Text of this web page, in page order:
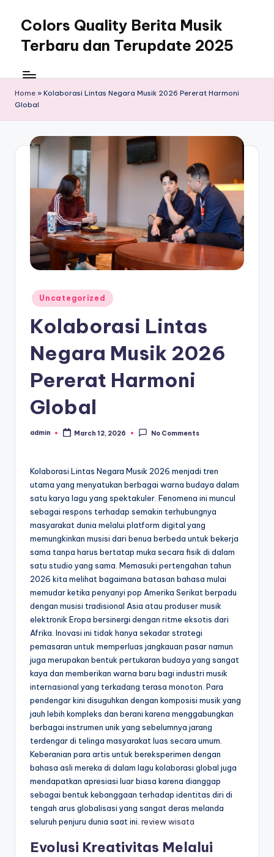
content
Colors Quality Berita Musik
Terbaru dan Terupdate 2025
Home » Kolaborasi Lintas Negara Musik 2026 Pererat Harmoni
Global
Posted
in
Uncategorized
Kolaborasi Lintas
Negara Musik 2026
Pererat Harmoni
Global
Posted
admin March 12, 2026 No Comments
Kolaborasi Lintas Negara Musik 2026 menjadi tren
utama yang menyatukan berbagai warna budaya dalam
satu karya lagu yang spektakuler. Fenomena ini muncul
sebagai respons terhadap semakin terhubungnya
masyarakat dunia melalui platform digital yang
memungkinkan musisi dari benua berbeda untuk bekerja
sama tanpa harus bertatap muka secara fisik di dalam
satu studio yang sama. Memasuki pertengahan tahun
2026 kita melihat bagaimana batasan bahasa mulai
memudar ketika penyanyi pop Amerika Serikat berpadu
dengan musisi tradisional Asia atau produser musik
elektronik Eropa bersinergi dengan ritme eksotis dari
Afrika. Inovasi ini tidak hanya sekadar strategi
pemasaran untuk memperluas jangkauan pasar namun
juga merupakan bentuk pertukaran budaya yang sangat
kaya dan memberikan warna baru bagi industri musik
internasional yang terkadang terasa monoton. Para
pendengar kini disuguhkan dengan komposisi musik yang
jauh lebih kompleks dan berani karena menggabungkan
berbagai instrumen unik yang sebelumnya jarang
terdengar di telinga masyarakat luas secara umum.
Keberanian para artis untuk bereksperimen dengan
bahasa asli mereka di dalam lagu kolaborasi global juga
mendapatkan apresiasi luar biasa karena dianggap
sebagai bentuk kebanggaan terhadap identitas diri di
tengah arus globalisasi yang sangat deras melanda
seluruh penjuru dunia saat ini. review wisata
Evolusi Kreativitas Melalui